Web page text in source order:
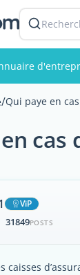
/Qui paye en
cas
ViP
31849POSTS
caisses